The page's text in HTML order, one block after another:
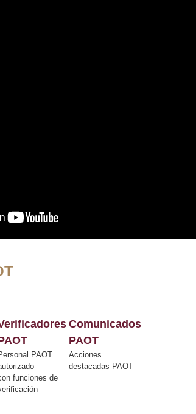
PAOT
funciones de
Comunicados
PAOT
Acciones
destacadas PAOT